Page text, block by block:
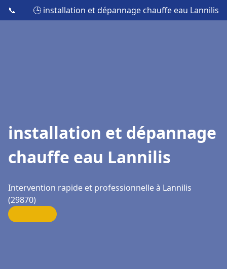
📞 🕒 installation et dépannage chauffe eau Lannilis
installation et dépannage
chauffe eau Lannilis
Intervention rapide et professionnelle à Lannilis
(29870)